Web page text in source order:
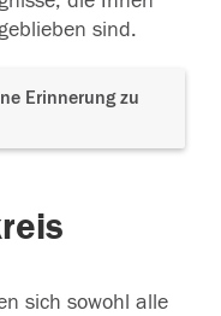
sind.
Erinnerung zu
sich sowohl alle